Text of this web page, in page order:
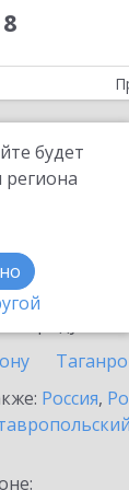
будет
региона
с
Россия,